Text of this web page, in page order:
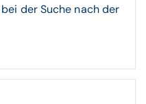
der Suche nach der